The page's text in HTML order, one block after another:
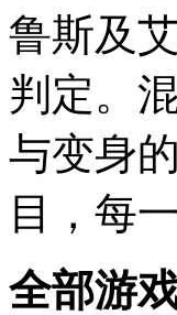
鲁斯及
判定。
与变身
目，每
全部游